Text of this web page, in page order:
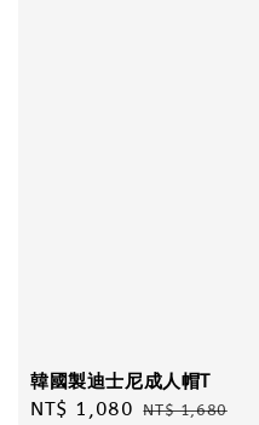
韓國製迪士尼成人帽T
Sale
NT$ 1,080 Regular
NT$ 1,680